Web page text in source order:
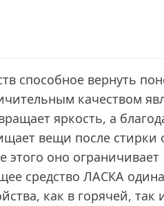
способное вернуть
качеством
яркость, а
вещи после стирки
этого оно ограничивает
средство ЛАСКА
как в горячей, так